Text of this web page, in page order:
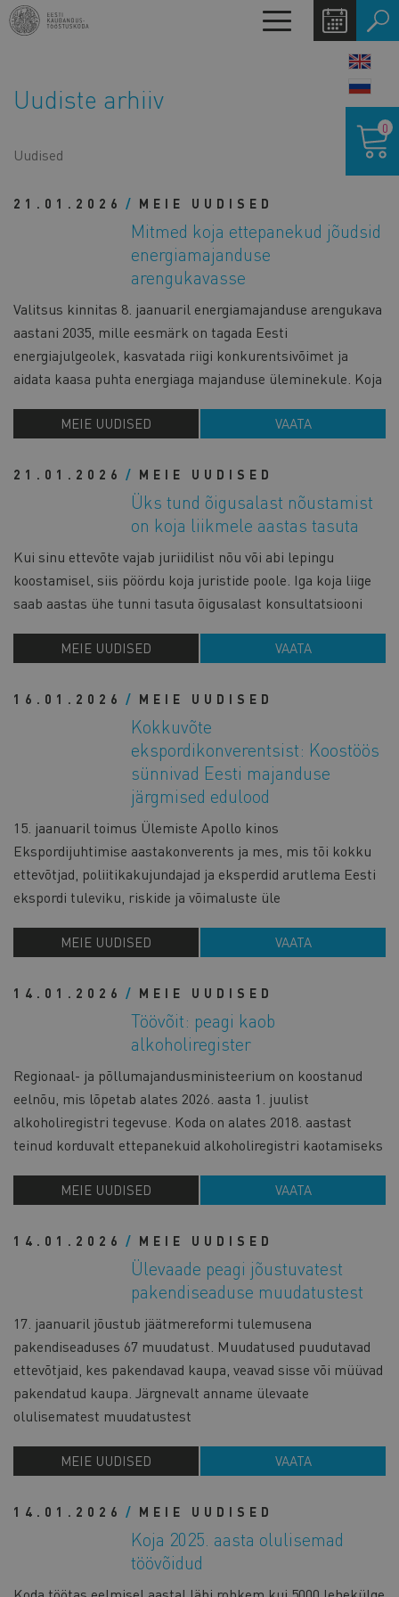
Liigu
edasi
Toggle
navigation
Uudiste arhiiv
Uudised
21.01.2026 MEIE UUDISED
Mitmed koja ettepanekud jõudsid
energiamajanduse
arengukavasse
Valitsus kinnitas 8. jaanuaril energiamajanduse arengukava
aastani 2035, mille eesmärk on tagada Eesti
energiajulgeolek, kasvatada riigi konkurentsivõimet ja
aidata kaasa puhta energiaga majanduse üleminekule. Koja
MEIE UUDISED VAATA
21.01.2026 MEIE UUDISED
Üks tund õigusalast nõustamist
on koja liikmele aastas tasuta
Kui sinu ettevõte vajab juriidilist nõu või abi lepingu
koostamisel, siis pöördu koja juristide poole. Iga koja liige
saab aastas ühe tunni tasuta õigusalast konsultatsiooni
MEIE UUDISED VAATA
16.01.2026 MEIE UUDISED
Kokkuvõte
ekspordikonverentsist: Koostöös
sünnivad Eesti majanduse
järgmised edulood
15. jaanuaril toimus Ülemiste Apollo kinos
Ekspordijuhtimise aastakonverents ja mes, mis tõi kokku
ettevõtjad, poliitikakujundajad ja eksperdid arutlema Eesti
ekspordi tuleviku, riskide ja võimaluste üle
MEIE UUDISED VAATA
14.01.2026 MEIE UUDISED
Töövõit: peagi kaob
alkoholiregister
Regionaal- ja põllumajandusministeerium on koostanud
eelnõu, mis lõpetab alates 2026. aasta 1. juulist
alkoholiregistri tegevuse. Koda on alates 2018. aastast
teinud korduvalt ettepanekuid alkoholiregistri kaotamiseks
MEIE UUDISED VAATA
14.01.2026 MEIE UUDISED
Ülevaade peagi jõustuvatest
pakendiseaduse muudatustest
17. jaanuaril jõustub jäätmereformi tulemusena
pakendiseaduses 67 muudatust. Muudatused puudutavad
ettevõtjaid, kes pakendavad kaupa, veavad sisse või müüvad
pakendatud kaupa. Järgnevalt anname ülevaate
olulisematest muudatustest
MEIE UUDISED VAATA
14.01.2026 MEIE UUDISED
Koja 2025. aasta olulisemad
töövõidud
0